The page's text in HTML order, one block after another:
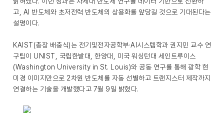
고, AI 반도체와 초저전력 반도체의 상용화를 앞당길 것으로 기대된다는
설명이다.
KAIST(총장 배충식)는 전기및전자공학부·AI시스템학과 권지민 교수 연
구팀이 UNIST, 국립한밭대, 한양대, 미국 워싱턴대 세인트루이스
(Washington University in St. Louis)와 공동 연구를 통해 광학 현
미경 이미지만으로 2차원 반도체를 자동 선별하고 트랜지스터 제작까지
연결하는 기술을 개발했다고 7월 9일 밝혔다.